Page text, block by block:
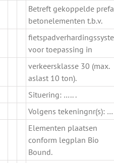
Betreft gekoppelde
betonelementen t.b.v.
voor toepassing in
verkeersklasse 30 (max.
aslast 10 ton).
Situering: ….. .
Volgens tekeningnr(s):
Elementen plaatsen
conform legplan Bio
Bound.